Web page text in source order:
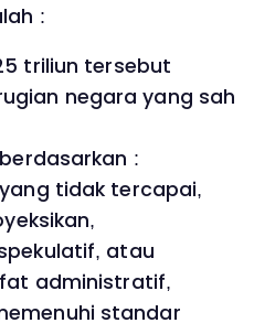
:
triliun tersebut
negara yang sah
:
tidak tercapai,
atau
administratif,
standar